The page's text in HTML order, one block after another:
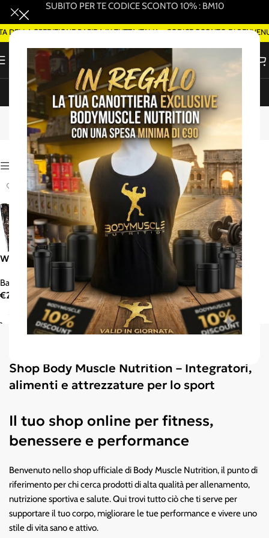
SUBITO PER TE CODICE SCONTO 10% : BM10
SPEDIZIONE RAPIDA IN TUTTA ITALIA - CODICE SCONTO DI
ORDINA SMART DELIVERY SU WHATSAPP (ROMA)
barretta|Barretta
proteica|proteine|watt
Attiva Filtri
WATT – Protein+ Classic 25%
Barrette proteiche/energetiche
€2,30 -€49,90
Scegli
Shop Body Muscle Nutrition – Integratori,
alimenti e attrezzature per lo sport
Il tuo shop online per fitness,
benessere e performance
Benvenuto nello shop ufficiale di Body Muscle Nutrition, il punto di
riferimento per chi cerca prodotti di alta qualità per allenamento,
nutrizione sportiva e salute. Qui trovi tutto ciò che ti serve per
supportare il tuo corpo, migliorare le tue performance e vivere uno
stile di vita sano e attivo.